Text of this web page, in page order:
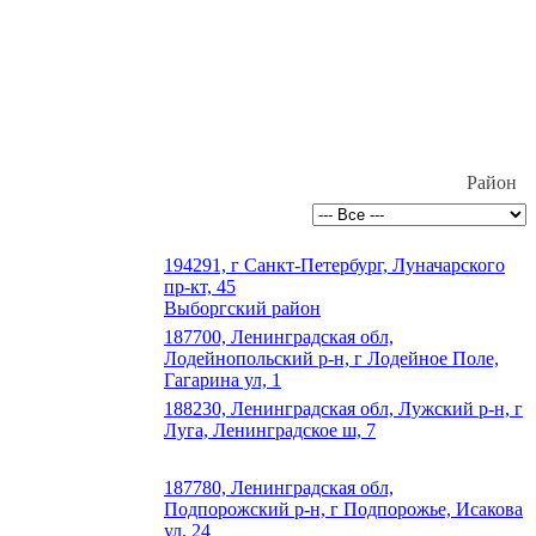
Район
194291, г Санкт-Петербург, Луначарского
пр-кт, 45
Выборгский район
187700, Ленинградская обл,
Лодейнопольский р-н, г Лодейное Поле,
Гагарина ул, 1
188230, Ленинградская обл, Лужский р-н, г
Луга, Ленинградское ш, 7
187780, Ленинградская обл,
Подпорожский р-н, г Подпорожье, Исакова
ул, 24